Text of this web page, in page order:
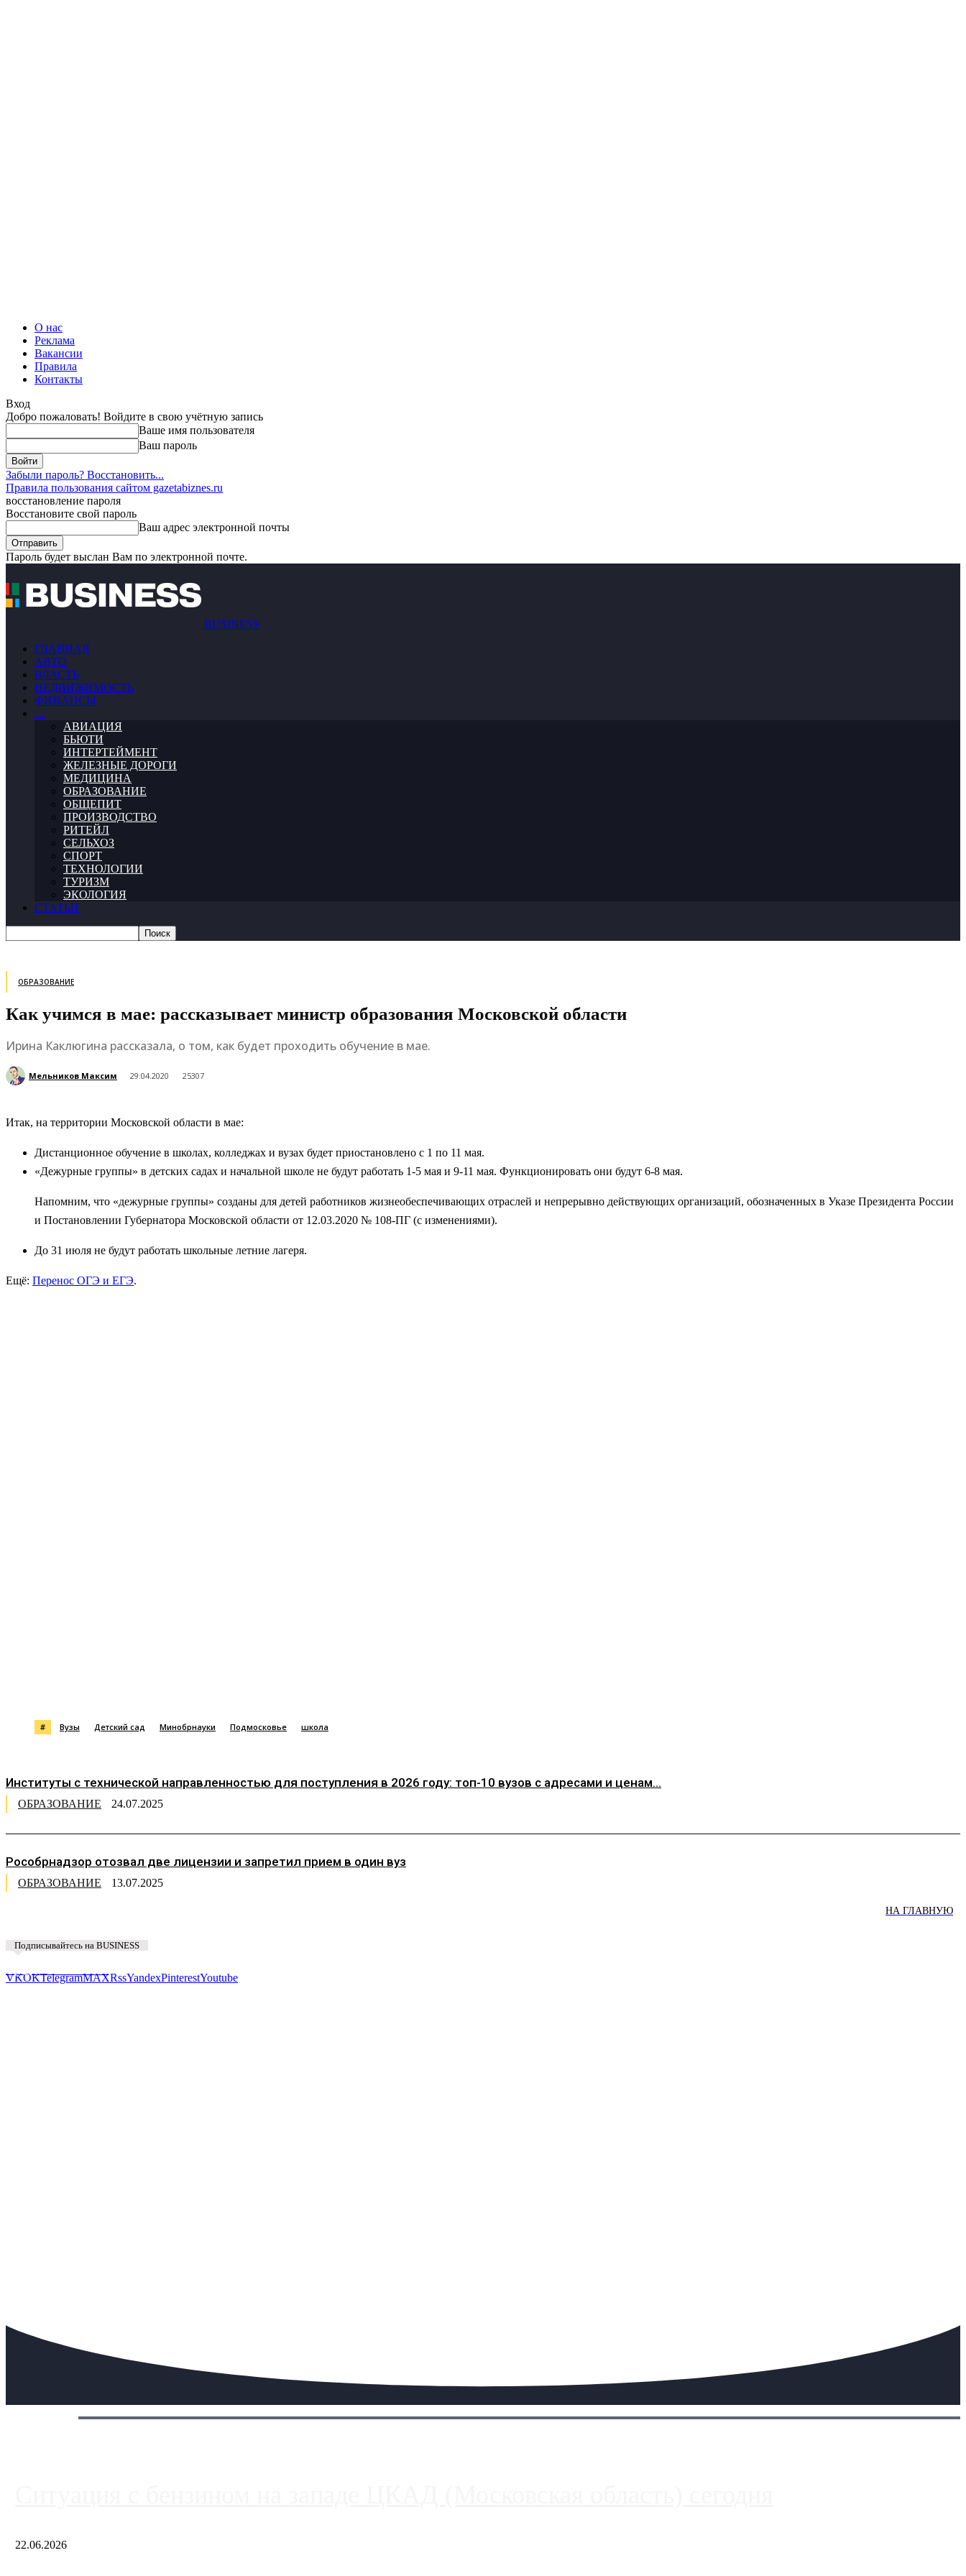
О нас
Реклама
Вакансии
Правила
Контакты
Вход
Добро пожаловать! Войдите в свою учётную запись
Ваше имя пользователя
Ваш пароль
Забыли пароль? Восстановить...
Правила пользования сайтом gazetabiznes.ru
восстановление пароля
Восстановите свой пароль
Ваш адрес электронной почты
Пароль будет выслан Вам по электронной почте.
BUSINESS
ГЛАВНАЯ
АВТО
ВЛАСТЬ
НЕДВИЖИМОСТЬ
ФИНАНСЫ
…
АВИАЦИЯ
БЬЮТИ
ИНТЕРТЕЙМЕНТ
ЖЕЛЕЗНЫЕ ДОРОГИ
МЕДИЦИНА
ОБРАЗОВАНИЕ
ОБЩЕПИТ
ПРОИЗВОДСТВО
РИТЕЙЛ
СЕЛЬХОЗ
СПОРТ
ТЕХНОЛОГИИ
ТУРИЗМ
ЭКОЛОГИЯ
СТАТЬИ
ОБРАЗОВАНИЕ
Как учимся в мае: рассказывает министр образования Московской области
Ирина Каклюгина рассказала, о том, как будет проходить обучение в мае.
Мельников Максим 29.04.2020 25307
Итак, на территории Московской области в мае:
Дистанционное обучение в школах, колледжах и вузах будет приостановлено с 1 по 11 мая.
«Дежурные группы» в детских садах и начальной школе не будут работать 1-5 мая и 9-11 мая. Функционировать они будут 6-8 мая.
Напомним, что «дежурные группы» созданы для детей работников жизнеобеспечивающих отраслей и непрерывно действующих организаций, обозначенных в Указе Президента России
и Постановлении Губернатора Московской области от 12.03.2020 № 108-ПГ (с изменениями).
До 31 июля не будут работать школьные летние лагеря.
Ещё: Перенос ОГЭ и ЕГЭ.
# Вузы Детский сад Минобрнауки Подмосковье школа
Институты с технической направленностью для поступления в 2026 году: топ-10 вузов с адресами и ценам...
ОБРАЗОВАНИЕ 24.07.2025
Рособрнадзор отозвал две лицензии и запретил прием в один вуз
ОБРАЗОВАНИЕ 13.07.2025
НА ГЛАВНУЮ
Подписывайтесь на BUSINESS
VKOKTelegramMAXRssYandexPinterestYoutube
22.06.2026